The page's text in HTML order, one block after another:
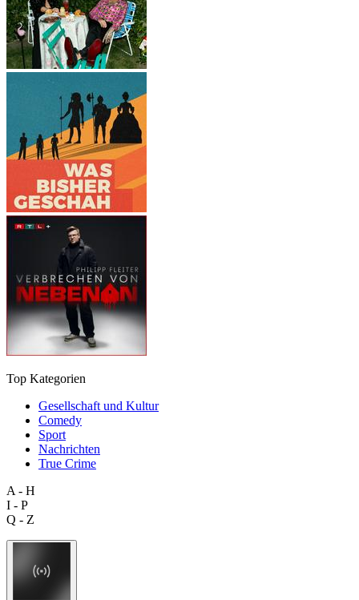
Top Kategorien
Gesellschaft und Kultur
Comedy
Sport
Nachrichten
True Crime
A - H
I - P
Q - Z